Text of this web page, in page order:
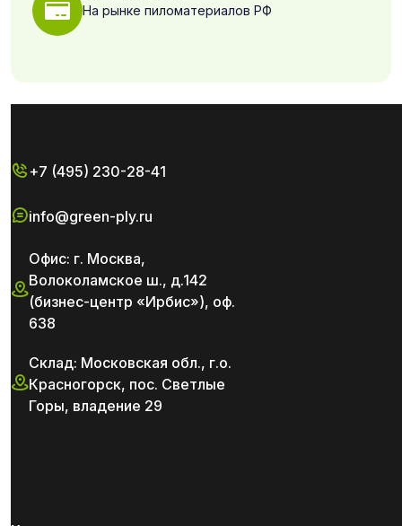
На рынке пиломатериалов РФ
+7 (495) 230-28-41
info@green-ply.ru
Офис: г. Москва,
Волоколамское ш., д.142
(бизнес-центр «Ирбис»), оф.
638
Склад: Московская обл., г.о.
Красногорск, пос. Светлые
Горы, владение 29